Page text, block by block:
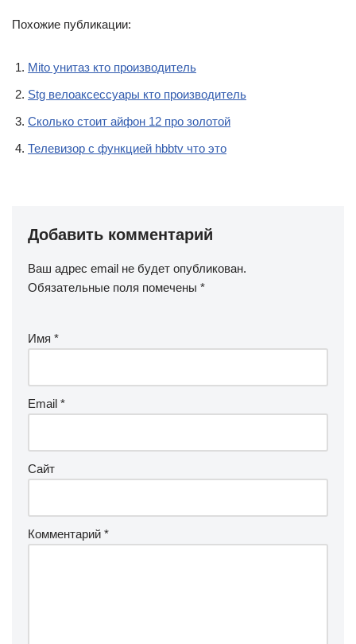
Похожие публикации:
Mito унитаз кто производитель
Stg велоаксессуары кто производитель
Сколько стоит айфон 12 про золотой
Телевизор с функцией hbbtv что это
Добавить комментарий
Ваш адрес email не будет опубликован.
Обязательные поля помечены *
Имя *
Email *
Сайт
Комментарий *